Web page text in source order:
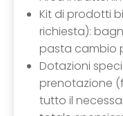
Kit di prodotti
richiesta):
pasta cambio
Dotazioni
prenotazione
tutto il